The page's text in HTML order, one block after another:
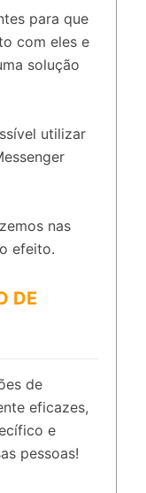
para que
com eles e
solução
utilizar
nas
efeito.
DE
de
eficazes,
e
pessoas!